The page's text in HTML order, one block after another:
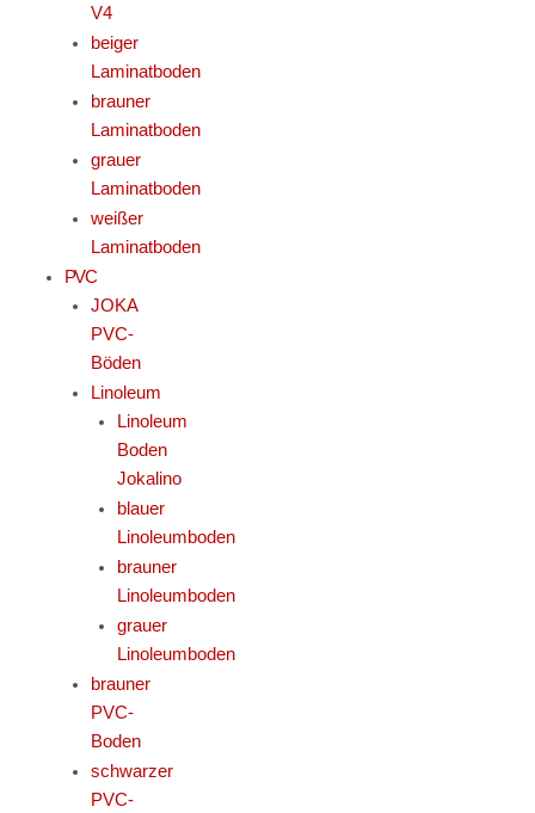
V4
beiger
Laminatboden
brauner
Laminatboden
grauer
Laminatboden
weißer
Laminatboden
PVC
JOKA
PVC-
Böden
Linoleum
Linoleum
Boden
Jokalino
blauer
Linoleumboden
brauner
Linoleumboden
grauer
Linoleumboden
brauner
PVC-
Boden
schwarzer
PVC-